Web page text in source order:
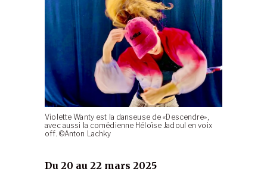
Violette Wanty est la danseuse de «Descendre»,
avec aussi la comédienne Héloïse Jadoul en voix
off. ©Anton Lachky
Du 20 au 22 mars 2025